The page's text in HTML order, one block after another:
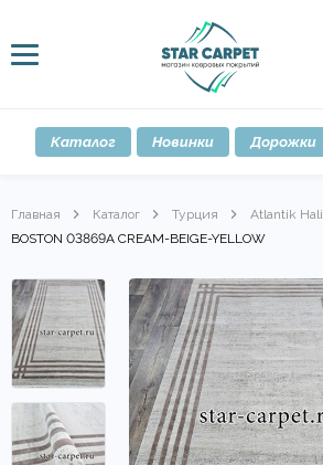
Каталог Новинки Дорожки
Главная Каталог Турция Atlantik Hali
BOSTON 03869A CREAM-BEIGE-YELLOW